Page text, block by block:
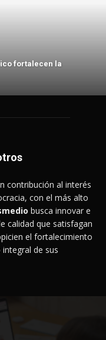
fortalecen la
contribución al interés
con el más alto
busca innovar e
calidad que satisfagan
el fortalecimiento
de sus